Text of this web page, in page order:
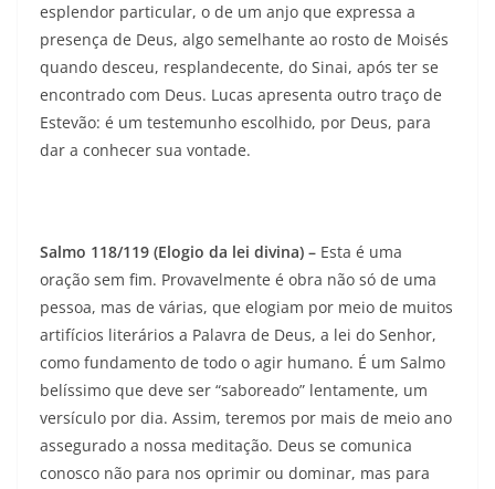
esplendor particular, o de um anjo que expressa a
presença de Deus, algo semelhante ao rosto de Moisés
quando desceu, resplandecente, do Sinai, após ter se
encontrado com Deus. Lucas apresenta outro traço de
Estevão: é um testemunho escolhido, por Deus, para
dar a conhecer sua vontade.
Salmo 118/119 (Elogio da lei divina) – Esta é uma
oração sem fim. Provavelmente é obra não só de uma
pessoa, mas de várias, que elogiam por meio de muitos
artifícios literários a Palavra de Deus, a lei do Senhor,
como fundamento de todo o agir humano. É um Salmo
belíssimo que deve ser “saboreado” lentamente, um
versículo por dia. Assim, teremos por mais de meio ano
assegurado a nossa meditação. Deus se comunica
conosco não para nos oprimir ou dominar, mas para